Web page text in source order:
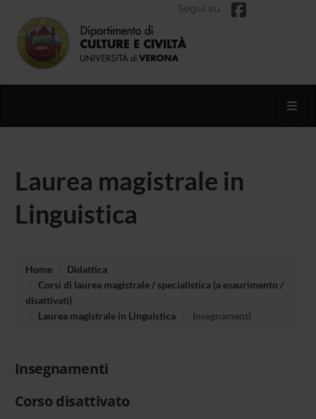
Segui su
Laurea magistrale in
Linguistica
Home
Didattica
Corsi di laurea magistrale / specialistica (a esaurimento /
disattivati)
Laurea magistrale in Linguistica
Insegnamenti
Insegnamenti
Corso disattivato